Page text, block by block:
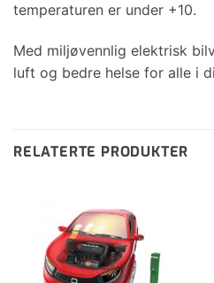
temperaturen er under +10.
Med miljøvennlig elektrisk
luft og bedre helse for alle i
RELATERTE PRODUKTER